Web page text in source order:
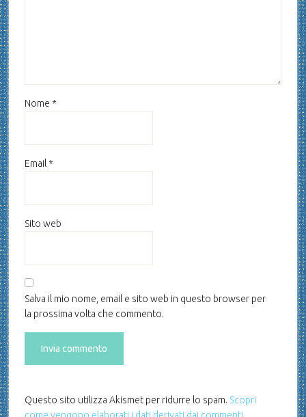
Nome *
Email *
Sito web
Salva il mio nome, email e sito web in questo browser per
la prossima volta che commento.
Questo sito utilizza Akismet per ridurre lo spam. Scopri